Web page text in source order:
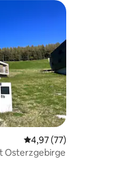
28 recensies
Gemiddelde
4,97 (77)
Osterzgebirge